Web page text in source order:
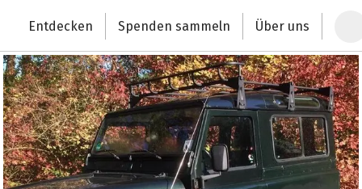
Deutschlands größte Spendenplattform
Entdecken Spenden sammeln Über uns